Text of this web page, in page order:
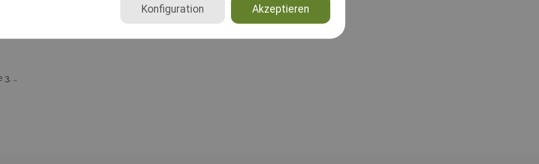
Akzeptieren
Konfiguration
Beginner, Klasse 1, Klasse 2, Klasse 3, Senioren